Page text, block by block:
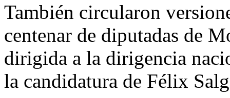
También circularon
centenar de diputadas de
dirigida a la dirigencia
la candidatura de Félix